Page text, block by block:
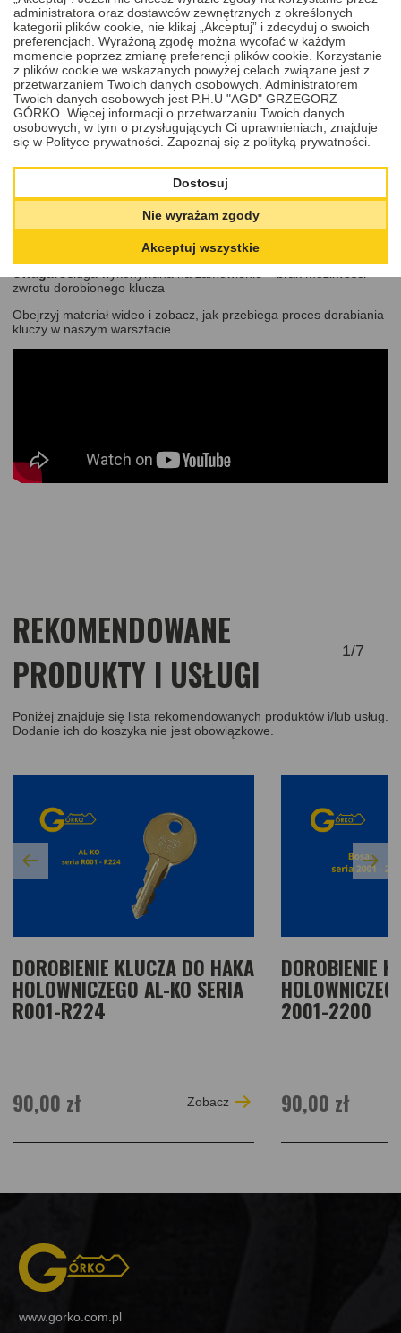
111, 112, 113, 114, 115, 116, 117, 118, 119, 120, 121,
122, 123, 124, 125, 126, 127, 128, 129, 130, 131, 132,
133, 134, 135, 136, 137, 138, 139, 140, 141, 142, 143,
144, 145, 146, 147, 148, 149, 150, 151, 152, 153, 154,
155, 156, 157, 158, 159, 160, 161, 162, 163, 164, 165,
166, 167, 168, 169, 170, 171, 172, 173, 174, 175, 176,
177, 178, 179, 180, 181, 182, 183, 184, 185, 186, 187,
188, 189, 190, 191, 192, 193, 194, 195, 196, 197, 198,
90,00 PLN DODAJ DO KOSZYKA
Zaufaj specjalistom
Dzięki doświadczeniu i nowoczesnym technologiom,
gwarantujemy wysoką precyzję wykonania klucza oraz szybki czas
realizacji. Skontaktuj się z nami, jeśli masz pytania – chętnie
doradzimy!
dorobienie jednej sztuki klucza do bagażników i platform na
hak przeznaczonych do przewozu rowerów, Ubler seria
001–200 na podstawie kodu.
Uwaga:Usługa wykonywana na zamówienie – brak możliwości
zwrotu dorobionego klucza
Obejrzyj materiał wideo i zobacz, jak przebiega proces dorabiania
kluczy w naszym warsztacie.
REKOMENDOWANE
PRODUKTY I USŁUGI
1/7
Poniżej znajduje się lista rekomendowanych produktów i/lub usług.
Dodanie ich do koszyka nie jest obowiązkowe.
DOROBIENIE KLUCZA DO HAKA
HOLOWNICZEGO AL-KO SERIA
R001-R224
90,00 zł Zobacz
DOROBIENIE
2001-2200
90,00 zł
www.gorko.com.pl
administratora oraz dostawców zewnętrznych z określonych
kategorii plików cookie, nie klikaj „Akceptuj” i zdecyduj o swoich
preferencjach. Wyrażoną zgodę można wycofać w każdym
momencie poprzez zmianę preferencji plików cookie. Korzystanie
z plików cookie we wskazanych powyżej celach związane jest z
przetwarzaniem Twoich danych osobowych. Administratorem
Twoich danych osobowych jest P.H.U "AGD" GRZEGORZ
GÓRKO. Więcej informacji o przetwarzaniu Twoich danych
osobowych, w tym o przysługujących Ci uprawnieniach, znajduje
się w Polityce prywatności. Zapoznaj się z polityką prywatności.
Dostosuj
Nie wyrażam zgody
Akceptuj wszystkie